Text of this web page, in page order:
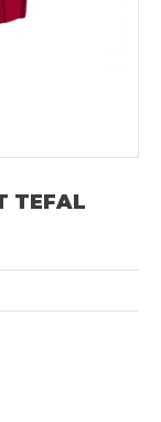
TEFAL